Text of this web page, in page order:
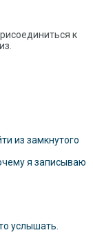
к
из замкнутого
я записываю
услышать.